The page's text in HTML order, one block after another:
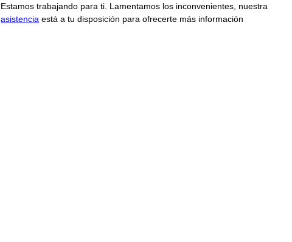
Estamos trabajando para ti. Lamentamos los inconvenientes, nuestra
asistencia está a tu disposición para ofrecerte más información